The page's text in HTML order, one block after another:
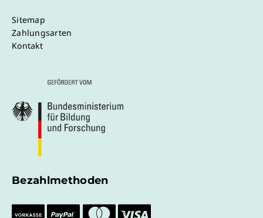
Sitemap
Zahlungsarten
Kontakt
Bezahlmethoden